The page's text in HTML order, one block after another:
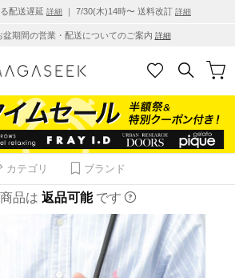
配送遅延 詳細 ｜ 7/30(木)14時〜 送料改訂 詳細
盆期間の営業・配送についてのご案内 詳細
カテゴリ ブランド
品は 返品可能 です